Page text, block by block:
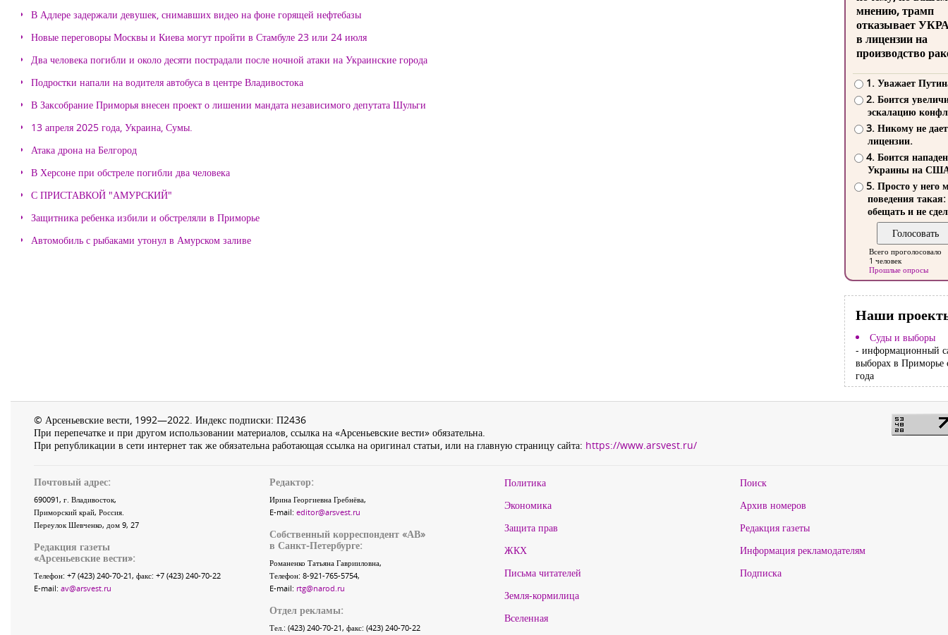
В Адлере задержали девушек, снимавших видео на фоне горящей нефтебазы
Новые переговоры Москвы и Киева могут пройти в Стамбуле 23 или 24 июля
Два человека погибли и около десяти пострадали после ночной атаки на Украинские города
Подростки напали на водителя автобуса в центре Владивостока
В Заксобрание Приморья внесен проект о лишении мандата независимого депутата Шульги
13 апреля 2025 года, Украина, Сумы.
Атака дрона на Белгород
В Херсоне при обстреле погибли два человека
С ПРИСТАВКОЙ "АМУРСКИЙ"
Защитника ребенка избили и обстреляли в Приморье
Автомобиль с рыбаками утонул в Амурском заливе
мнению, трамп
отказывает
в лицензии на
производство
1. Уважает
2. Боится
эскалацию
3. Никому не
лицензии.
4. Боится
Украины на
5. Просто у него
поведения такая:
обещать и не
Всего проголосовало
1 человек
Прошлые опросы
Наши
Суды и выборы
- информационный
выборах в Приморье
года
© Арсеньевские вести, 1992—2022. Индекс подписки: П2436
При перепечатке и при другом использовании материалов, ссылка на «Арсеньевские вести» обязательна.
При републикации в сети интернет так же обязательна работающая ссылка на оригинал статьи, или на главную страницу сайта: https://www.arsvest.ru/
Почтовый адрес:
690091, г. Владивосток,
Приморский край, Россия.
Переулок Шевченко, дом 9, 27
Редакция газеты
«Арсеньевские вести»:
Телефон: +7 (423) 240-70-21, факс: +7 (423) 240-70-22
E-mail: av@arsvest.ru
Редактор:
Ирина Георгиевна Гребнёва,
E-mail: editor@arsvest.ru
Собственный корреспондент «АВ»
в Санкт-Петербурге:
Романенко Татьяна Гаврииловна,
Телефон: 8-921-765-5754,
E-mail: rtg@narod.ru
Отдел рекламы:
Тел.: (423) 240-70-21, факс: (423) 240-70-22
Политика
Экономика
Защита прав
ЖКХ
Письма читателей
Земля-кормилица
Вселенная
Поиск
Архив номеров
Редакция газеты
Информация рекламодателям
Подписка